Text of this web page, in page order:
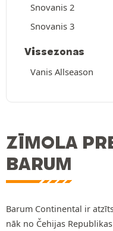
Snovanis 2
Snovanis 3
Vissezonas
Vanis Allseason
ZĪMOLA
BARUM
Barum Continental ir
nāk no Čehijas